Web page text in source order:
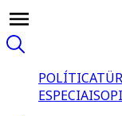
POLÍTICA
ESPECIAIS